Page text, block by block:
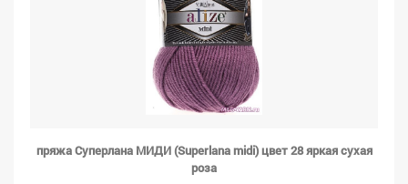
пряжа Суперлана МИДИ (Superlana midi) цвет 28 яркая сухая
роза